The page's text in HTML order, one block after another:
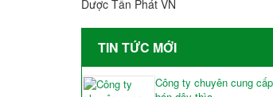
TIN TỨC MỚI
Công ty chuyên cung